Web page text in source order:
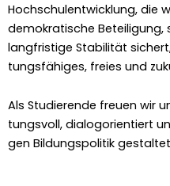
Hochschu­len­twick­lung, die
demokratis­che Beteili­gung,
langfristige Sta­bil­ität
tungs­fähiges, freies und
Als Studierende freuen wir
tungsvoll, dial­o­gori­en­tiert
gen Bil­dungspoli­tik